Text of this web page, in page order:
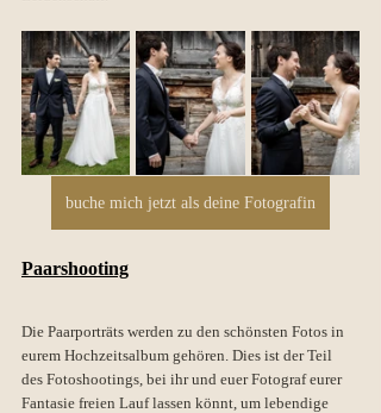
buche mich jetzt als deine Fotografin
Paarshooting
Die Paarporträts werden zu den schönsten Fotos in
eurem Hochzeitsalbum gehören. Dies ist der Teil
des Fotoshootings, bei ihr und euer Fotograf eurer
Fantasie freien Lauf lassen könnt, um lebendige